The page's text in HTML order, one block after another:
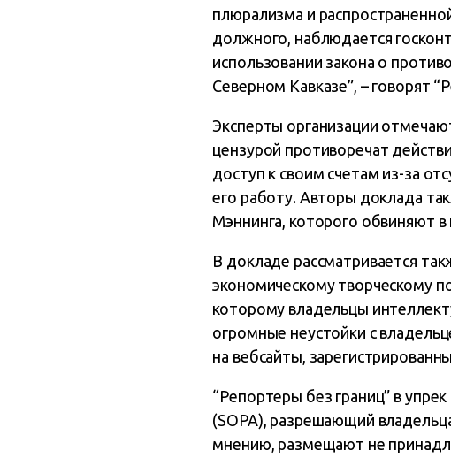
плюрализма и
должного, наблюдается
использовании закона о
Северном Кавказе”, – говорят
Эксперты организации
цензурой противоречат
доступ к своим счетам из-за
его работу. Авторы доклада
Мэннинга, которого обвиняют
В докладе рассматривается
экономическому творческому
которому владельцы
огромные неустойки с
на вебсайты,
“Репортеры без границ” в
(SOPA), разрешающий
мнению, размещают не